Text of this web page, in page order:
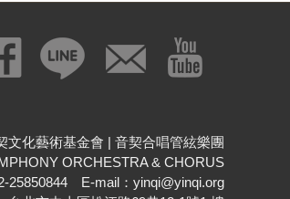
文化藝術基金會 | 音契合唱管絃樂團
ORCHESTRA & CHORUS
25850844 E-mail：yinqi@yinqi.org